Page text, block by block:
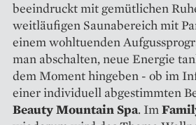
beeindruckt mit gemütlichen
weitläufigen Saunabereich mit
einem wohltuenden
man abschalten, neue Energie
dem Moment hingeben - ob im
einer individuell abgestimmten
Beauty Mountain Spa. Im